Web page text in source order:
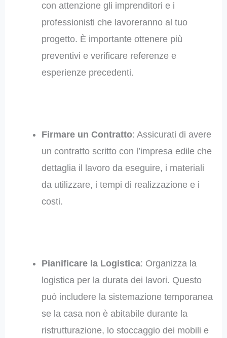
con attenzione gli imprenditori e i
professionisti che lavoreranno al tuo
progetto. È importante ottenere più
preventivi e verificare referenze e
esperienze precedenti.
Firmare un Contratto: Assicurati di avere
un contratto scritto con l’impresa edile che
dettaglia il lavoro da eseguire, i materiali
da utilizzare, i tempi di realizzazione e i
costi.
Pianificare la Logistica: Organizza la
logistica per la durata dei lavori. Questo
può includere la sistemazione temporanea
se la casa non è abitabile durante la
ristrutturazione, lo stoccaggio dei mobili e